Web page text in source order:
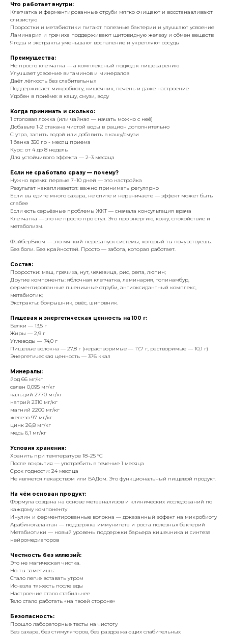
Что работает внутри:
Клетчатка и ферментированные отруби мягко очищают и восстанавливают
слизистую
Проростки и метабиотики питают полезные бактерии и улучшают усвоение
Ламинария и гречиха поддерживают щитовидную железу и обмен веществ
Ягоды и экстракты уменьшают воспаление и укрепляют сосуды
Преимущества:
Не просто клетчатка — а комплексный подход к пищеварению
Улучшает усвоение витаминов и минералов
Даёт лёгкость без слабительных
Поддерживает микробиоту, кишечник, печень и даже настроение
Удобен в приёме: в кашу, смузи, воду
Когда принимать и сколько:
1 столовая ложка (или чайная — начать можно с неё)
Добавьте 1-2 стакана чистой воды в рацион дополнительно
С утра, запить водой или добавить в кашу/смузи
1 банка 350 гр - месяц приема
Курс: от 4 до 8 недель
Для устойчивого эффекта — 2–3 месяца
Если не сработало сразу — почему?
Нужно время: первые 7–10 дней — это настройка
Результат накапливается: важно принимать регулярно
Если вы едите много сахара, не спите и нервничаете — эффект может быть
слабее
Если есть серьёзные проблемы ЖКТ — сначала консультация врача
Клетчатка — это не просто про стул. Это про энергию, кожу, спокойствие и
метаболизм.
ФайберБиом — это мягкий перезапуск системы, который ты почувствуешь.
Без боли. Без крайностей. Просто — забота, которая работает.
Состав:
Проростки: маш, гречиха, нут, чечевица, рис, репа, люпин;
Другие компоненты: яблочная клетчатка, ламинария, топинамбур,
ферментированные пшеничные отруби, антиоксидантный комплекс,
метабиотик;
Экстракты: боярышник, овёс, шиповник.
Пищевая и энергетическая ценность на 100 г:
Белки — 13,5 г
Жиры — 2,9 г
Углеводы — 74,0 г
Пищевые волокна — 27,8 г (нерастворимые — 17,7 г, растворимые — 10,1 г)
Энергетическая ценность — 376 ккал
Минералы:
йод 66 мг/кг
селен 0,095 мг/кг
кальций 2770 мг/кг
натрий 2310 мг/кг
магний 2200 мг/кг
железо 97 мг/кг
цинк 26,8 мг/кг
медь 6,1 мг/кг
Условия хранения:
Хранить при температуре 18–25 °C
После вскрытия — употребить в течение 1 месяца
Срок годности: 24 месяца
Не является лекарством или БАДом. Это функциональный пищевой продукт.
На чём основан продукт:
Формула создана на основе метаанализов и клинических исследований по
каждому компоненту
Инулин и ферментированные волокна — доказанный эффект на микробиоту
Арабиногалактан — поддержка иммунитета и роста полезных бактерий
Метабиотики — новый уровень поддержки барьера кишечника и синтеза
нейромедиаторов
Честность без иллюзий:
Это не магическая чистка.
Но ты заметишь:
Стало легче вставать утром
Исчезла тяжесть после еды
Настроение стало стабильнее
Тело стало работать «на твоей стороне»
Безопасность:
Прошло лабораторные тесты на чистоту
Без сахара, без стимуляторов, без раздражающих слабительных